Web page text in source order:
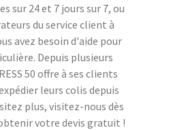
sur 24 et 7 jours sur 7, ou
du service client à
avez besoin d'aide pour
Depuis plusieurs
50 offre à ses clients
leurs colis depuis
plus, visitez-nous dès
votre devis gratuit !